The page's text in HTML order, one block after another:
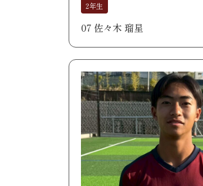
2年生
07 佐々木 瑠星